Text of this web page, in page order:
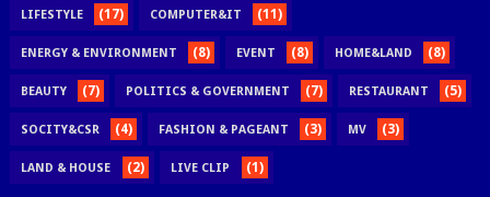
LIFESTYLE (17) COMPUTER&IT (11)
ENERGY & ENVIRONMENT (8) EVENT (8) HOME&LAND (8)
BEAUTY (7) POLITICS & GOVERNMENT (7) RESTAURANT (5)
SOCITY&CSR (4) FASHION & PAGEANT (3) MV (3)
LAND & HOUSE (2) LIVE CLIP (1)